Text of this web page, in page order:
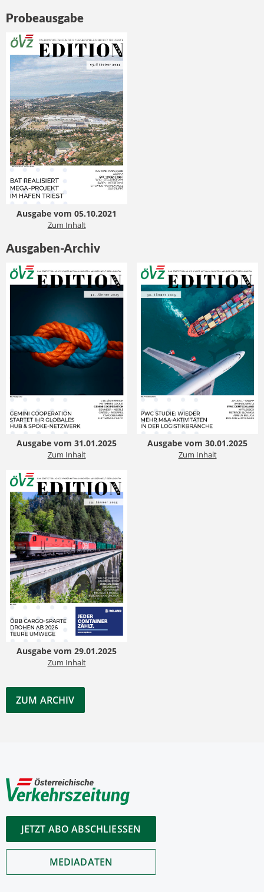
Probeausgabe
Ausgabe vom 05.10.2021
Zum Inhalt
Ausgaben-Archiv
Ausgabe vom 31.01.2025
Zum Inhalt
Ausgabe vom 30.01.2025
Zum Inhalt
Ausgabe vom 29.01.2025
Zum Inhalt
ZUM ARCHIV
JETZT ABO ABSCHLIESSEN
MEDIADATEN